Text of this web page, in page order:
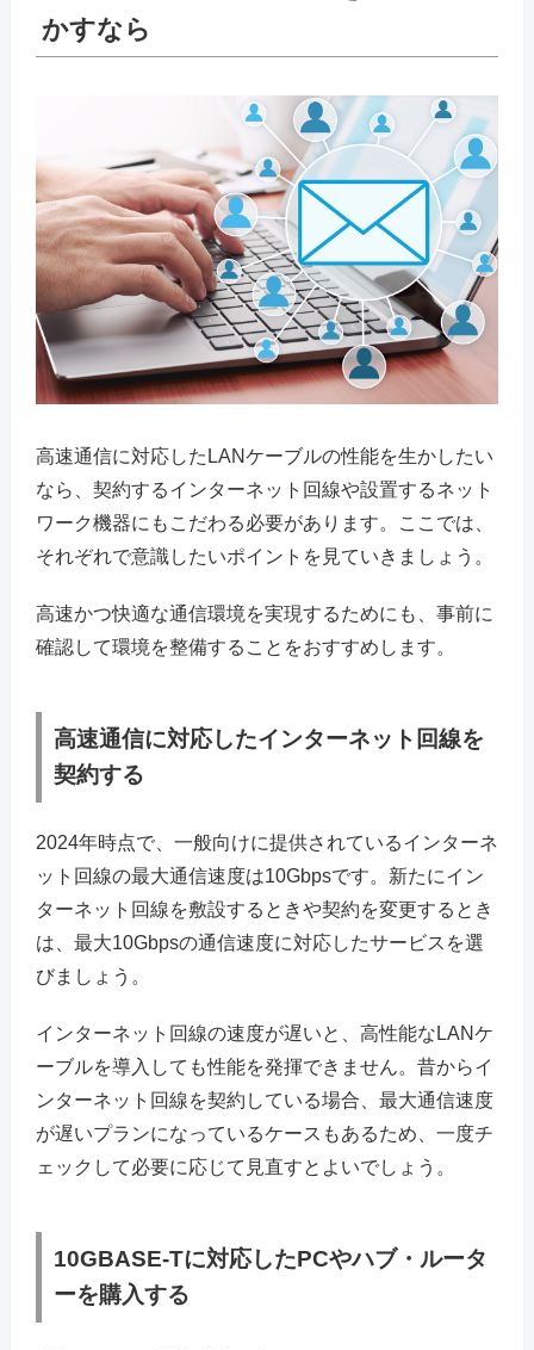
かすなら
高速通信に対応したLANケーブルの性能を生かしたい
なら、契約するインターネット回線や設置するネット
ワーク機器にもこだわる必要があります。ここでは、
それぞれで意識したいポイントを見ていきましょう。
高速かつ快適な通信環境を実現するためにも、事前に
確認して環境を整備することをおすすめします。
高速通信に対応したインターネット回線を
契約する
2024年時点で、一般向けに提供されているインターネ
ット回線の最大通信速度は10Gbpsです。新たにイン
ターネット回線を敷設するときや契約を変更するとき
は、最大10Gbpsの通信速度に対応したサービスを選
びましょう。
インターネット回線の速度が遅いと、高性能なLANケ
ーブルを導入しても性能を発揮できません。昔からイ
ンターネット回線を契約している場合、最大通信速度
が遅いプランになっているケースもあるため、一度チ
ェックして必要に応じて見直すとよいでしょう。
10GBASE-Tに対応したPCやハブ・ルータ
ーを購入する